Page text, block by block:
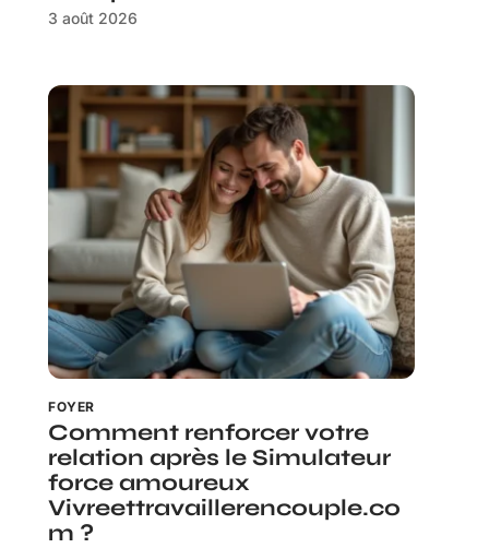
3 août 2026
FOYER
Comment renforcer votre
relation après le Simulateur
force amoureux
Vivreettravaillerencouple.co
m ?